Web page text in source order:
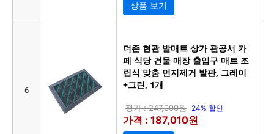
상품 보기
6
더존 현관 발매트 상가 관공서 카
페 식당 건물 매장 출입구 매트 조
립식 맞춤 먼지제거 발판, 그레이
+그린, 1개
정가 : 247,000원 24% 할인
가격 : 187,010원